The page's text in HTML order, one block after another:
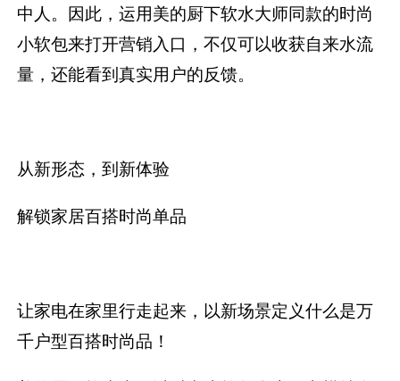
从净水器，到软水机，再到超薄小体积后装软水
对高颜值也自然有更高的要求，也自然都是时尚
中人。因此，运用美的厨下软水大师同款的时尚